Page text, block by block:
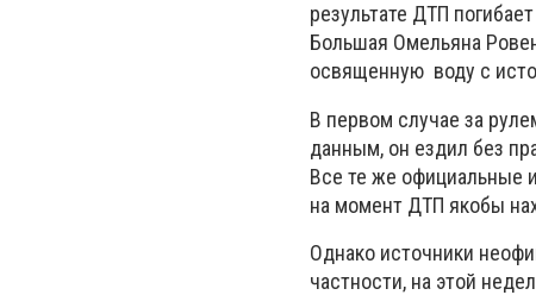
результате ДТП
Большая Омельяна
освященную воду с
В первом случае за
данным, он ездил без
Все те же официальные
на момент ДТП якобы
Однако источники
частности, на этой